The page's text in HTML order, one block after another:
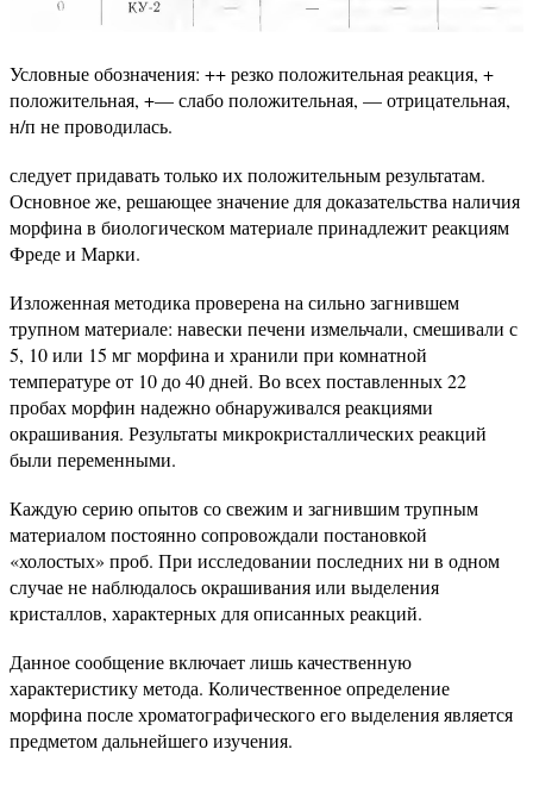
Условные обозначения: ++ резко положительная реакция, +
положительная, +— слабо положительная, — отрицательная,
н/п не проводилась.
следует придавать только их положительным результатам.
Основное же, решающее значение для доказательства наличия
морфина в биологическом материале принадлежит реакциям
Фреде и Марки.
Изложенная методика проверена на сильно загнившем
трупном материале: навески печени измельчали, смешивали с
5, 10 или 15 мг морфина и хранили при комнатной
температуре от 10 до 40 дней. Во всех поставленных 22
пробах морфин надежно обнаруживался реакциями
окрашивания. Результаты микрокристаллических реакций
были переменными.
Каждую серию опытов со свежим и загнившим трупным
материалом постоянно сопровождали постановкой
«холостых» проб. При исследовании последних ни в одном
случае не наблюдалось окрашивания или выделения
кристаллов, характерных для описанных реакций.
Данное сообщение включает лишь качественную
характеристику метода. Количественное определение
морфина после хроматографического его выделения является
предметом дальнейшего изучения.